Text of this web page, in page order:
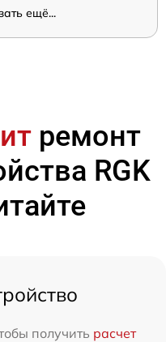
ещё...
ремонт
RGK
получить расчет